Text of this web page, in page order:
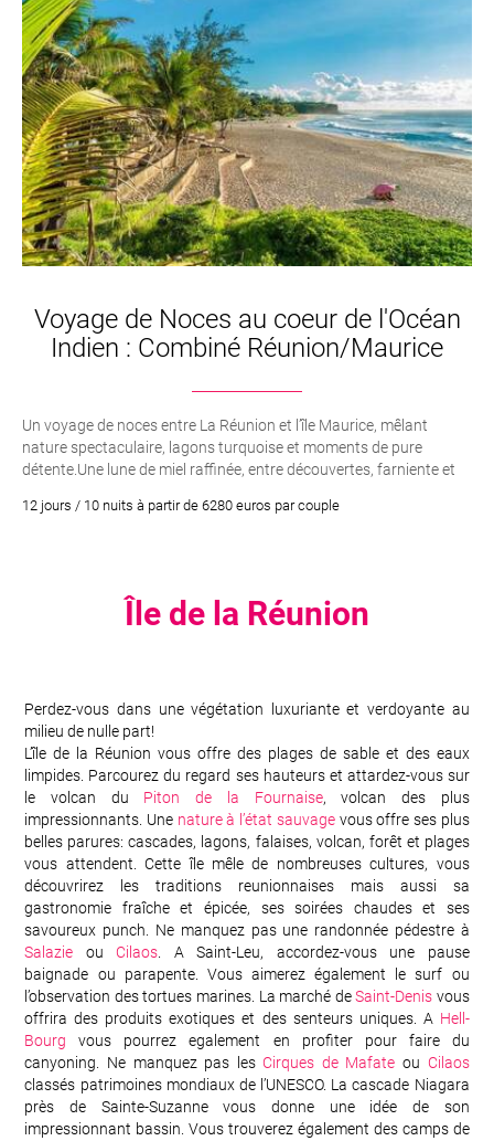
Voyage de Noces au coeur de l'Océan
Indien : Combiné Réunion/Maurice
Un voyage de noces entre La Réunion et l’île Maurice, mêlant
nature spectaculaire, lagons turquoise et moments de pure
détente.Une lune de miel raffinée, entre découvertes, farniente et
12 jours / 10 nuits à partir de 6280 euros par couple
Île de la Réunion
Perdez-vous dans une végétation luxuriante et verdoyante au
milieu de nulle part!
L’île de la Réunion vous offre des plages de sable et des eaux
limpides. Parcourez du regard ses hauteurs et attardez-vous sur
le volcan du Piton de la Fournaise, volcan des plus
impressionnants. Une nature à l’état sauvagevous offre ses plus
belles parures: cascades, lagons, falaises, volcan, forêt et plages
vous attendent. Cette île mêle de nombreuses cultures, vous
découvrirez les traditions reunionnaises mais aussi sa
gastronomie fraîche et épicée, ses soirées chaudes et ses
savoureux punch. Ne manquez pas une randonnée pédestre à
Salazie ouCilaos. A Saint-Leu, accordez-vous une pause
baignade ou parapente. Vous aimerez également le surf ou
l’observation des tortues marines. La marché deSaint-Denis vous
offrira des produits exotiques et des senteurs uniques. A Hell-
Bourg vous pourrez egalement en profiter pour faire du
canyoning. Ne manquez pas lesCirques de Mafate ou Cilaos
classés patrimoines mondiaux de l’UNESCO. La cascade Niagara
près de Sainte-Suzanne vous donne une idée de son
impressionnant bassin. Vous trouverez également des camps de